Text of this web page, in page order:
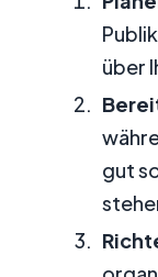
über
gut